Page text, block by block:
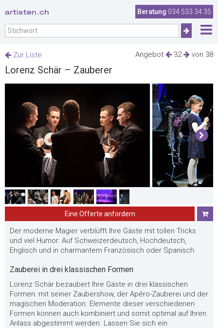
artisten.ch Beratung 034 533 34 35
Angebot 32 von 38
Zur Liste
Lorenz Schär – Zauberer
Eine Offerte anfordern
Der moderne Magier verblüfft Ihre Gäste mit tollen Tricks
und viel Humor. Auf Schweizerdeutsch, Hochdeutsch,
Englisch und in charmantem Französisch oder Spanisch.
Zauberei in drei klassischen Formen
Lorenz Schär bezaubert Ihre Gäste in drei klassischen
Formen: mit seiner Zaubershow, der Apéro-Zauberei und der
magischen Moderation. Elemente dieser verschiedenen
Formen können auch kombiniert und somit optimal auf Ihren
Anlass abgestimmt werden. Lassen Sie sich ein